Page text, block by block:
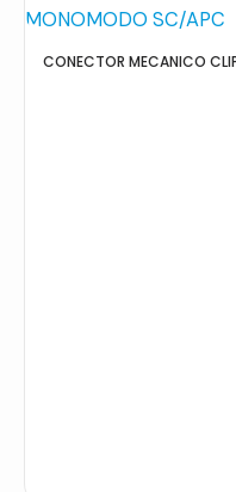
CONECTOR MECANICO